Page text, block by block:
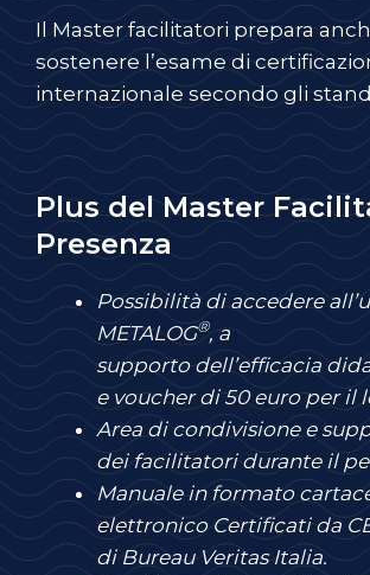
Il Master facilitatori prepara
sostenere l’esame di
internazionale secondo gli
Plus del Master
Presenza
Possibilità di accedere
METALOG®, a
supporto dell’efficacia
e voucher di 50 euro per il
Area di condivisione e
dei facilitatori durante il
Manuale in formato
elettronico Certificati da
di Bureau Veritas Italia.